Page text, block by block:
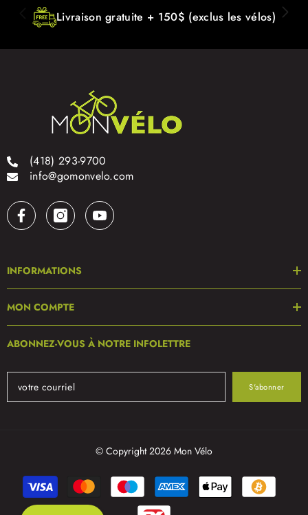
Livraison gratuite + 150$ (exclus les vélos)
(418) 293-9700
info@gomonvelo.com
INFORMATIONS
MON COMPTE
ABONNEZ-VOUS À NOTRE INFOLETTRE
S'abonner
© Copyright 2026 Mon Vélo
Modes
de